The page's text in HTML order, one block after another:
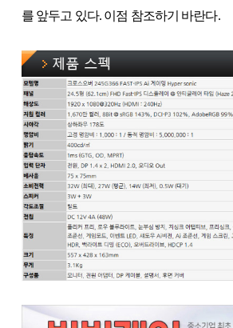
를 앞두고 있다. 이점 참조하기 바란다.